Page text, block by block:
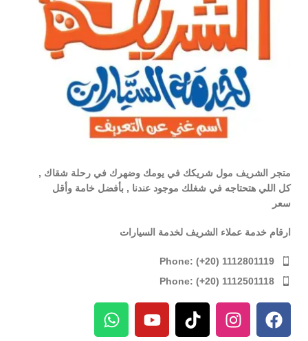
متجر الشريف مول شريكك في يومك وضهرك في رحلة شقاك ,
كل اللي هتحتاجه في شغلك موجود عندنا , بأفضل خامة وأقل
سعر
ارقام خدمة عملاء الشريف لخدمة السيارات
Phone: (+20) 1112801119
Phone: (+20) 1112501118